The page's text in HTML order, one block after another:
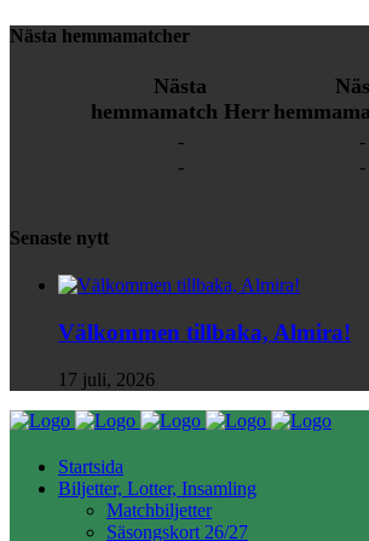
Nästa hemmamatcher
Nästa
hemmamatch Herr
-
-
-
-
Senaste nytt
Välkommen tillbaka, Almira!
17 juli, 2026
Startsida
Biljetter, Lotter, Insamling
Matchbiljetter
Säsongskort 26/27